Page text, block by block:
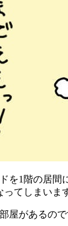
を1階の居間
てしまいま
屋があるの